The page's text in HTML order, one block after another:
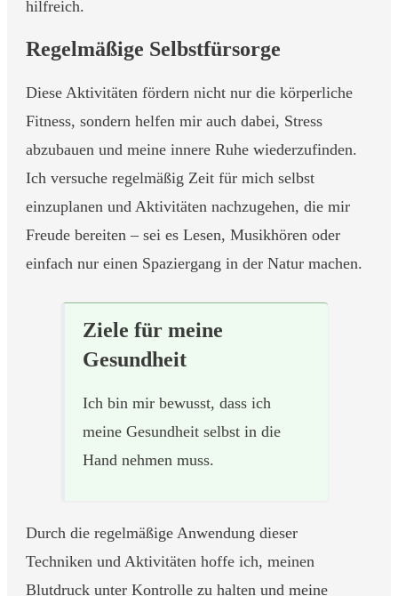
hilfreich.
Regelmäßige Selbstfürsorge
Diese Aktivitäten fördern nicht nur die körperliche
Fitness, sondern helfen mir auch dabei, Stress
abzubauen und meine innere Ruhe wiederzufinden.
Ich versuche regelmäßig Zeit für mich selbst
einzuplanen und Aktivitäten nachzugehen, die mir
Freude bereiten – sei es Lesen, Musikhören oder
einfach nur einen Spaziergang in der Natur machen.
Ziele für meine
Gesundheit
Ich bin mir bewusst, dass ich
meine Gesundheit selbst in die
Hand nehmen muss.
Durch die regelmäßige Anwendung dieser
Techniken und Aktivitäten hoffe ich, meinen
Blutdruck unter Kontrolle zu halten und meine